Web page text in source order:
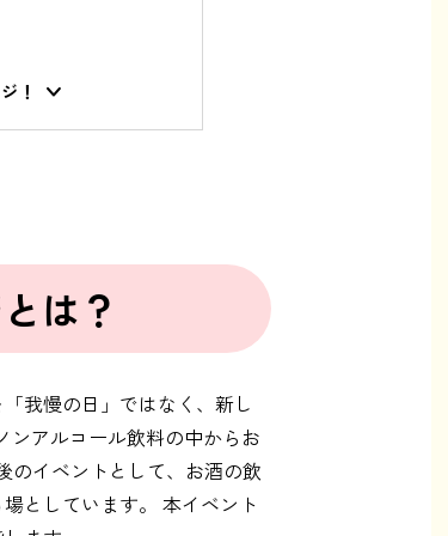
！
は？
我慢の日」ではなく、新し
ンアルコール飲料の中からお
のイベントとして、お酒の飲
としています。 本イベント